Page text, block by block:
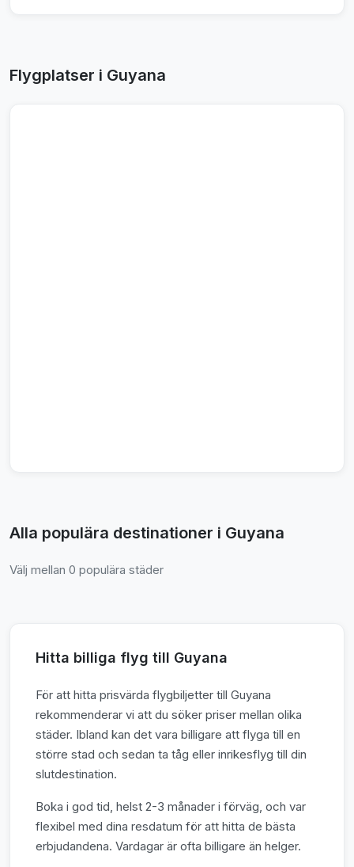
Flygplatser i Guyana
Alla populära destinationer i Guyana
Välj mellan 0 populära städer
Hitta billiga flyg till Guyana
För att hitta prisvärda flygbiljetter till Guyana
rekommenderar vi att du söker priser mellan olika
städer. Ibland kan det vara billigare att flyga till en
större stad och sedan ta tåg eller inrikesflyg till din
slutdestination.
Boka i god tid, helst 2-3 månader i förväg, och var
flexibel med dina resdatum för att hitta de bästa
erbjudandena. Vardagar är ofta billigare än helger.